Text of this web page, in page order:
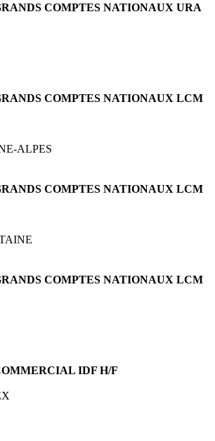
COMPTES NATIONAUX URA
COMPTES NATIONAUX LCM
ALPES
COMPTES NATIONAUX LCM
COMPTES NATIONAUX LCM
IDF H/F